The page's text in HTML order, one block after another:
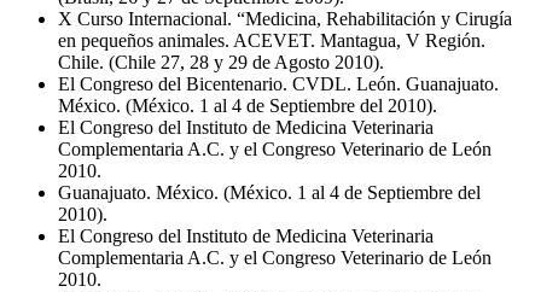
X Curso Internacional. “Medicina, Rehabilitación y Cirugía
en pequeños animales. ACEVET. Mantagua, V Región.
Chile. (Chile 27, 28 y 29 de Agosto 2010).
El Congreso del Bicentenario. CVDL. León. Guanajuato.
México. (México. 1 al 4 de Septiembre del 2010).
El Congreso del Instituto de Medicina Veterinaria
Complementaria A.C. y el Congreso Veterinario de León
2010.
Guanajuato. México. (México. 1 al 4 de Septiembre del
2010).
El Congreso del Instituto de Medicina Veterinaria
Complementaria A.C. y el Congreso Veterinario de León
2010.